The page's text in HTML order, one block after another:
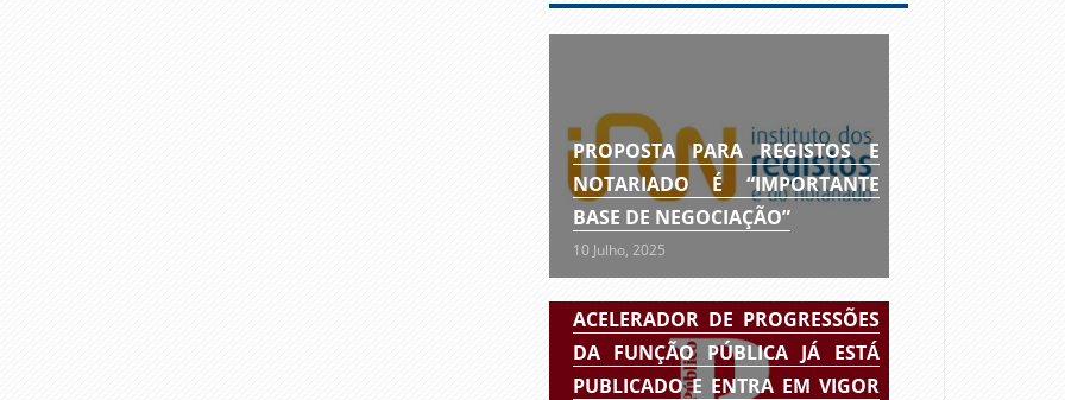
PROPOSTA PARA REGISTOS E
NOTARIADO É “IMPORTANTE
BASE DE NEGOCIAÇÃO”
10 Julho, 2025
ACELERADOR DE PROGRESSÕES
DA FUNÇÃO PÚBLICA JÁ ESTÁ
PUBLICADO E ENTRA EM VIGOR